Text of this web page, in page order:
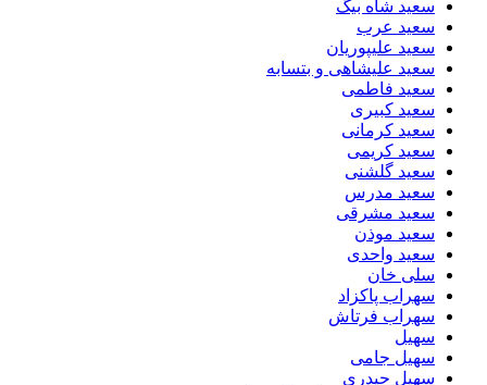
سعید شاه بیگ
سعید عرب
سعید علیپوریان
سعید علیشاهی و بتسابه
سعید فاطمی
سعید کبیری
سعید کرمانی
سعید کریمی
سعید گلشنی
سعید مدرس
سعید مشرقی
سعید موذن
سعید واحدی
سلی خان
سهراب پاکزاد
سهراب فرتاش
سهیل
سهیل جامی
سهیل حیدری